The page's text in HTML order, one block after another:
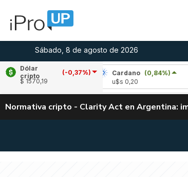
Sábado, 8 de agosto de 2026
Dólar
cripto
(-0,37%)
$ 1570,19
(2,74%)
Cardano (0,84%)
u$s 0,20
Normativa cripto - Clarity Act en Argentina: